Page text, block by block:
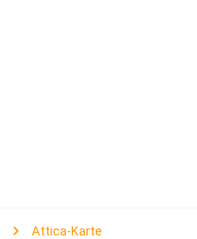
Attica-Karte